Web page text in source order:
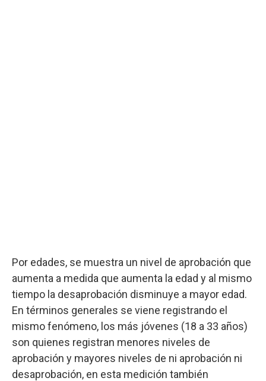
Por edades, se muestra un nivel de aprobación que
aumenta a medida que aumenta la edad y al mismo
tiempo la desaprobación disminuye a mayor edad.
En términos generales se viene registrando el
mismo fenómeno, los más jóvenes (18 a 33 años)
son quienes registran menores niveles de
aprobación y mayores niveles de ni aprobación ni
desaprobación, en esta medición también